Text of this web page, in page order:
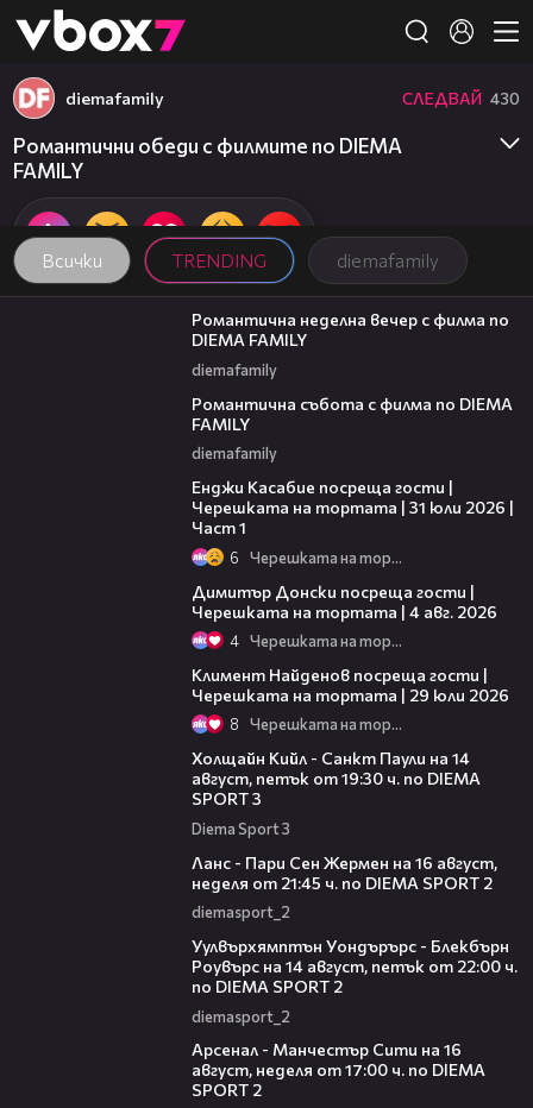
👾
Всички TRENDING diemafamily
diemafamily СЛЕДВАЙ 430
Романтични обеди с филмите по DIEMA
FAMILY
00:20
Романтична неделна вечер с филма по
DIEMA FAMILY
diemafamily
Романтична събота с филма по DIEMA
FAMILY
diemafamily
Енджи Касабие посреща гости |
Черешката на тортата | 31 юли 2026 |
Част 1
6 Черешката на тортата
Димитър Донски посреща гости |
Черешката на тортата | 4 авг. 2026
4 Черешката на тортата
Климент Найденов посреща гости |
Черешката на тортата | 29 юли 2026
8 Черешката на тортата
Холщайн Кийл - Санкт Паули на 14
август, петък от 19:30 ч. по DIEMA
SPORT 3
Diema Sport 3
Ланс - Пари Сен Жермен на 16 август,
неделя от 21:45 ч. по DIEMA SPORT 2
diemasport_2
Уулвърхямптън Уондърърс - Блекбърн
Роувърс на 14 август, петък от 22:00 ч.
по DIEMA SPORT 2
diemasport_2
Арсенал - Манчестър Сити на 16
август, неделя от 17:00 ч. по DIEMA
SPORT 2